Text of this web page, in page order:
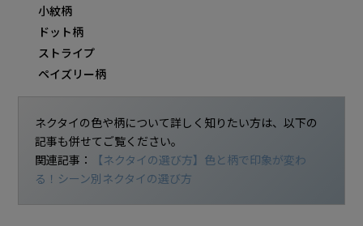
小紋柄
ドット柄
ストライプ
ペイズリー柄
ネクタイの色や柄について詳しく知りたい方は、以下の
記事も併せてご覧ください。
関連記事：
【ネクタイの選び方】色と柄で印象が変わ
る！シーン別ネクタイの選び方